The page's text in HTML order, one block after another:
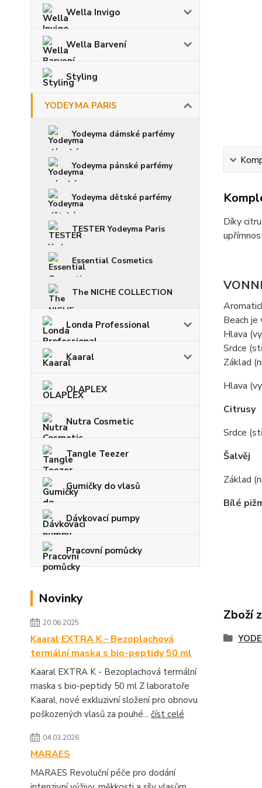
Wella Invigo
Wella Barvení
Styling
YODEYMA PARIS
Yodeyma dámské parfémy
Yodeyma pánské parfémy
Yodeyma dětské parfémy
TESTER Yodeyma Paris
Essential Cosmetics
The NICHE COLLECTION
Londa Professional
Kaaral
OLAPLEX
Nutra Cosmetic
Tangle Teezer
Gumičky do vlasů
Dávkovací pumpy
Pracovní pomůcky
Novinky
20.06.2025
Kaaral EXTRA K - Bezoplachová
termální maska s bio-peptidy 50 ml
Kaaral EXTRA K - Bezoplachová termální
maska s bio-peptidy 50 ml Z laboratoře
Kaaral, nové exkluzivní složení pro obnovu
poškozených vlasů za pouhé... číst celé
04.03.2026
MARAES
MARAES Revoluční péče pro dodání
Díky
Beach je
Hlava
Srdce
Základ
Hlava
Citrusy
Srdce
Šalvěj
Základ
Bílé
Zboží